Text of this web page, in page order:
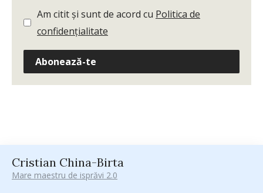
Am citit și sunt de acord cu Politica de
confidențialitate
Abonează-te
Cristian China-Birta
Mare maestru de isprăvi 2.0